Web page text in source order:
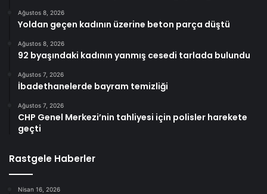
Ağustos 8, 2026
Yoldan geçen kadının üzerine beton parça düştü
Ağustos 8, 2026
92 byaşındaki kadının yanmış cesedi tarlada bulundu
Ağustos 7, 2026
İbadethanelerde bayram temizliği
Ağustos 7, 2026
CHP Genel Merkezi’nin tahliyesi için polisler harekete
geçti
Rastgele Haberler
Nisan 16, 2026